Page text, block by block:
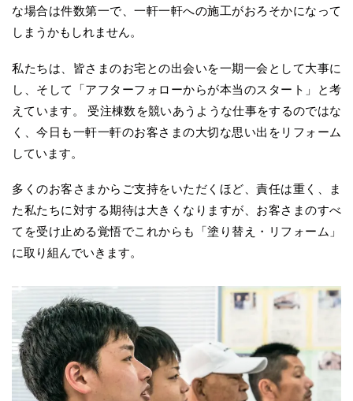
な場合は件数第一で、一軒一軒への施工がおろそかになって
しまうかもしれません。
私たちは、皆さまのお宅との出会いを一期一会として大事に
し、そして「アフターフォローからが本当のスタート」と考
えています。 受注棟数を競いあうような仕事をするのではな
く、今日も一軒一軒のお客さまの大切な思い出をリフォーム
しています。
多くのお客さまからご支持をいただくほど、責任は重く、ま
た私たちに対する期待は大きくなりますが、お客さまのすべ
てを受け止める覚悟でこれからも「塗り替え・リフォーム」
に取り組んでいきます。